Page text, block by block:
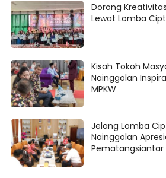
Dorong
Lewat Lomba
Kisah Tokoh
Nainggolan
MPKW
Jelang Lomba
Nainggolan
Pematangsiantar